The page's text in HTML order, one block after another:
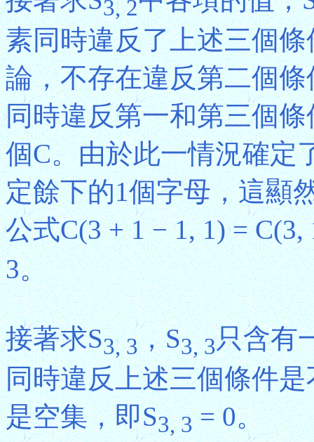
3, 2
素同時違反了上述三個
論，不存在違反第二個
同時違反第一和第三個
個C。由於此一情況確定
定餘下的1個字母，這顯
公式C(3 + 1 − 1, 1) =
3。
接著求S3, 3，S3, 3只含有
同時違反上述三個條件
是空集，即S3, 3= 0。